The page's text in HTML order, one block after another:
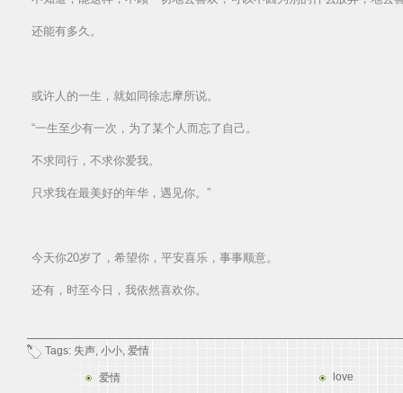
还能有多久。
或许人的一生，就如同徐志摩所说。
“一生至少有一次，为了某个人而忘了自己。
不求同行，不求你爱我。
只求我在最美好的年华，遇见你。”
今天你20岁了，希望你，平安喜乐，事事顺意。
还有，时至今日，我依然喜欢你。
Tags: 失声 小小 爱情
爱情 love